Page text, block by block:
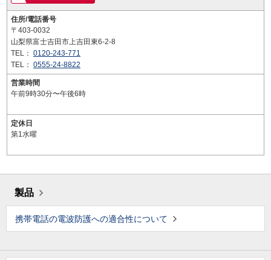
住所/電話番号
〒403-0032
山梨県富士吉田市上吉田東6-2-8
TEL： 0120-243-771
TEL： 0555-24-8822
営業時間
午前9時30分〜午後6時
定休日
第1水曜
製品
携帯電話の電波防護への適合性について